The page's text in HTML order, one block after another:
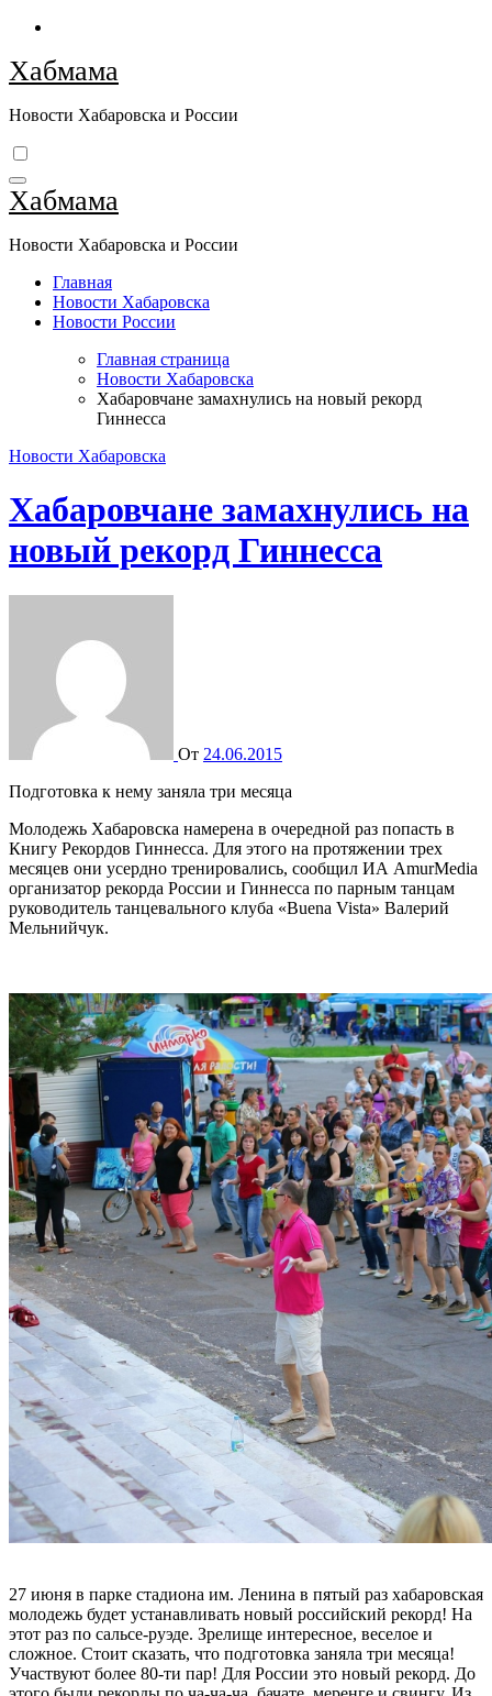
Перейти
содержимому
Хабмама
Новости Хабаровска и России
Хабмама
Новости Хабаровска и России
Главная
Новости Хабаровска
Новости России
Главная страница
Новости Хабаровска
Хабаровчане замахнулись на новый рекорд
Гиннесса
Новости Хабаровска
Хабаровчане замахнулись на
новый рекорд Гиннесса
От 24.06.2015
Подготовка к нему заняла три месяца
Молодежь Хабаровска намерена в очередной раз попасть в
Книгу Рекордов Гиннесса. Для этого на протяжении трех
месяцев они усердно тренировались, сообщил ИА AmurMedia
организатор рекорда России и Гиннесса по парным танцам
руководитель танцевального клуба «Buena Vista» Валерий
Мельнийчук.
27 июня в парке стадиона им. Ленина в пятый раз хабаровская
молодежь будет устанавливать новый российский рекорд! На
этот раз по сальсе-руэде. Зрелище интересное, веселое и
сложное. Стоит сказать, что подготовка заняла три месяца!
Участвуют более 80-ти пар! Для России это новый рекорд. До